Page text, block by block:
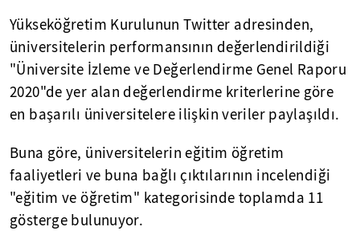
Yükseköğretim Kurulunun Twitter adresinden,
üniversitelerin performansının değerlendirildiği
"Üniversite İzleme ve Değerlendirme Genel Raporu
2020"de yer alan değerlendirme kriterlerine göre
en başarılı üniversitelere ilişkin veriler paylaşıldı.
Buna göre, üniversitelerin eğitim öğretim
faaliyetleri ve buna bağlı çıktılarının incelendiği
"eğitim ve öğretim" kategorisinde toplamda 11
gösterge bulunuyor.